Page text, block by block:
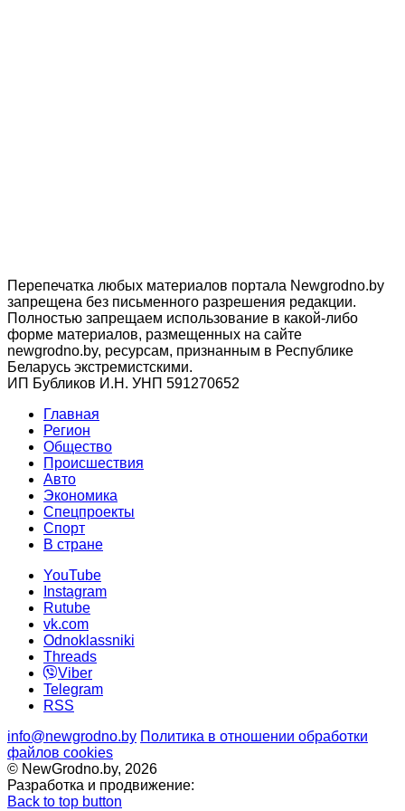
Перепечатка любых материалов портала Newgrodno.by
запрещена без письменного разрешения редакции.
Полностью запрещаем использование в какой-либо
форме материалов, размещенных на сайте
newgrodno.by, ресурсам, признанным в Республике
Беларусь экстремистскими.
ИП Бубликов И.Н. УНП 591270652
Главная
Регион
Общество
Происшествия
Авто
Экономика
Спецпроекты
Cпорт
В стране
YouTube
Instagram
Rutube
vk.com
Odnoklassniki
Threads
Viber
Telegram
RSS
info@newgrodno.by Политика в отношении обработки
файлов cookies
© NewGrodno.by, 2026
Разработка и продвижение:
Back to top button